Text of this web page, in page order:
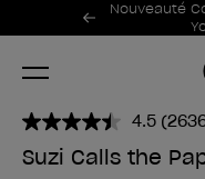
OffresNouveauté
Item 1 of 2
4.5 Lire
2636
avis.
Suzi Calls the